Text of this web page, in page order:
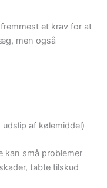
et krav for at
men også
af kølemiddel)
kan små problemer
tabte tilskud